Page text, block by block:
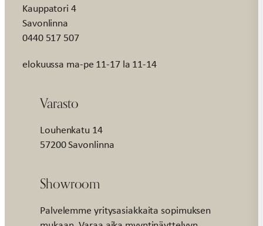
Kauppatori 4
Savonlinna
0440 517 507
elokuussa ma-pe 11-17 la 11-14
Varasto
Louhenkatu 14
57200 Savonlinna
Showroom
Palvelemme yritysasiakkaita sopimuksen